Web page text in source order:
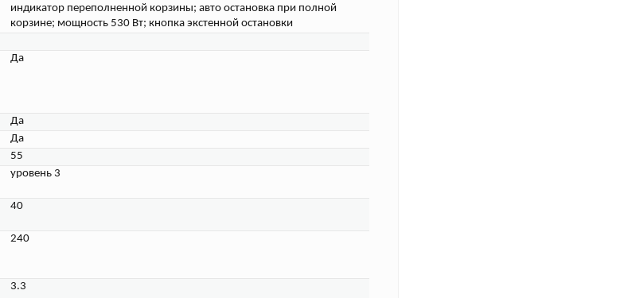
индикатор переполненной корзины; авто остановка при полной
корзине; мощность 530 Вт; кнопка экстенной остановки
Да
Да
Да
55
уровень 3
40
240
3.3